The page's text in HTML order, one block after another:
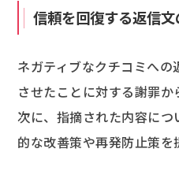
信頼を回復する返信
ネガティブなクチコミへ
させたことに対する謝罪か
次に、指摘された内容に
的な改善策や再発防止策を